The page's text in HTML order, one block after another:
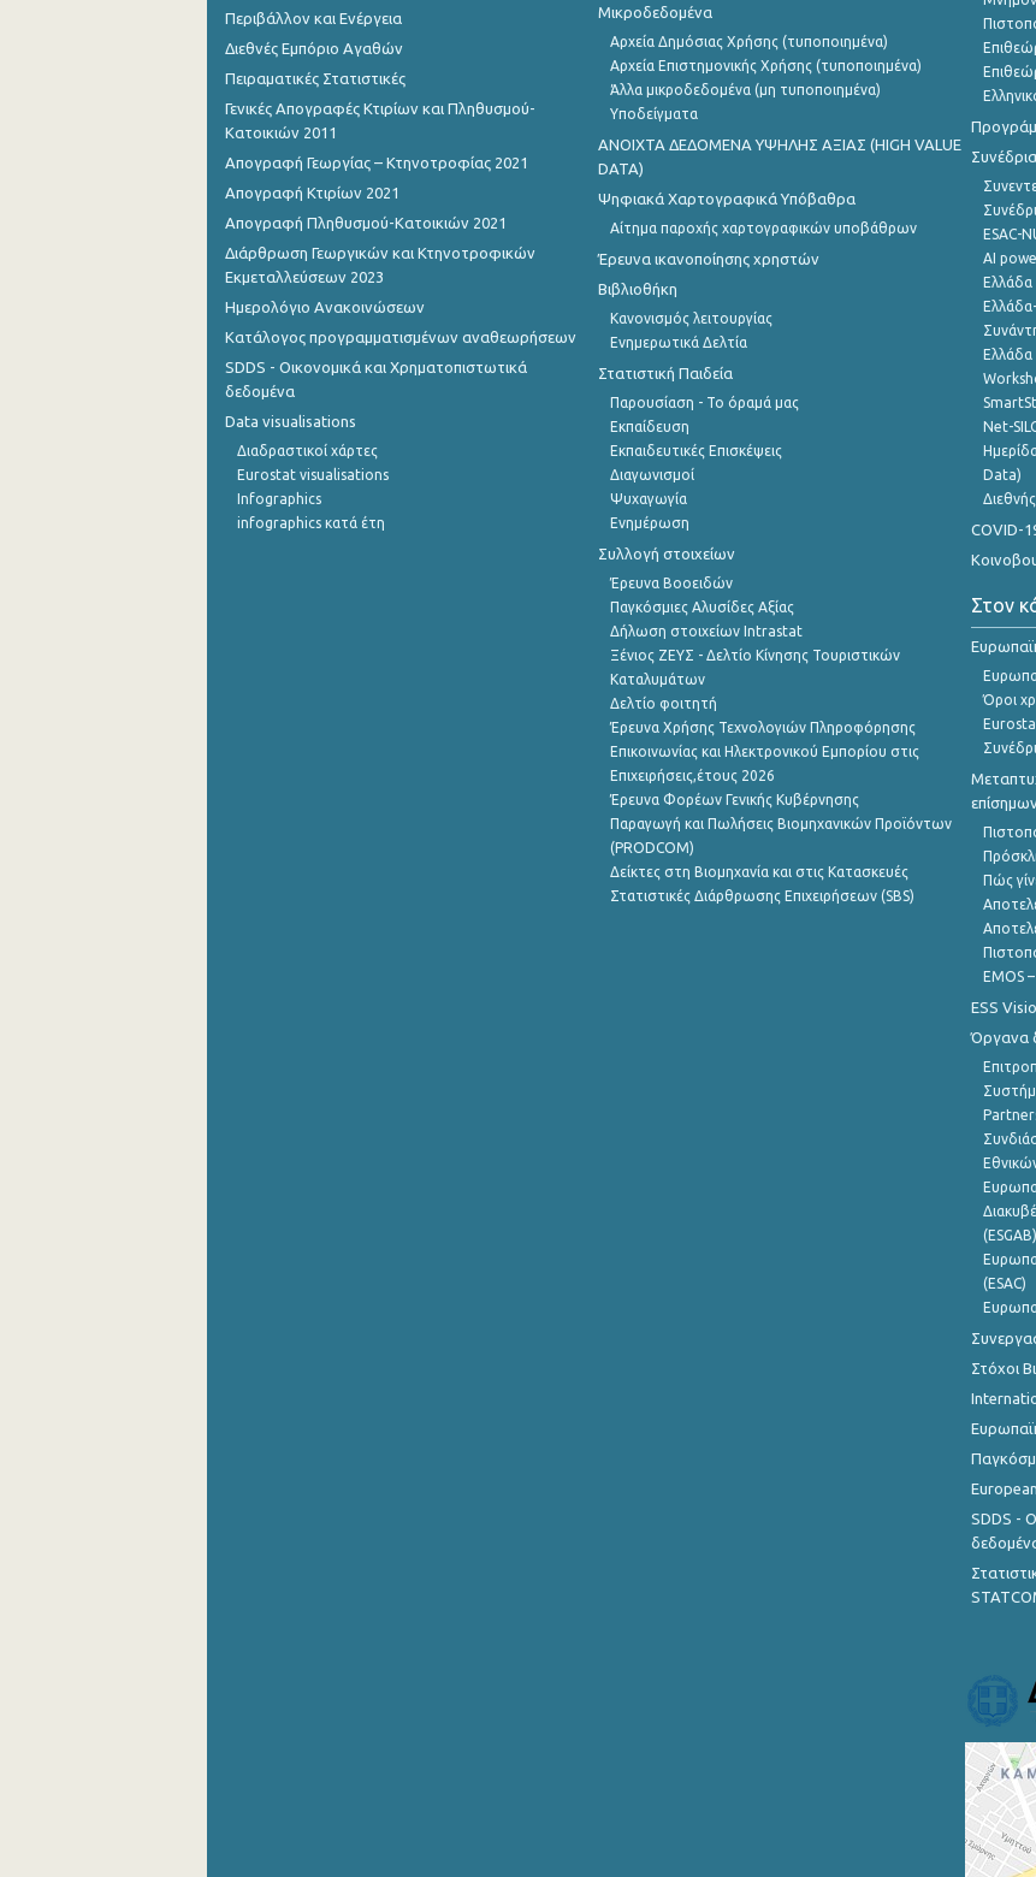
Περιβάλλον και Ενέργεια
Διεθνές Εμπόριο Αγαθών
Πειραματικές Στατιστικές
Γενικές Απογραφές Κτιρίων και Πληθυσμού-
Κατοικιών 2011
Απογραφή Γεωργίας – Κτηνοτροφίας 2021
Απογραφή Κτιρίων 2021
Απογραφή Πληθυσμού-Κατοικιών 2021
Διάρθρωση Γεωργικών και Κτηνοτροφικών
Εκμεταλλεύσεων 2023
Ημερολόγιο Ανακοινώσεων
Κατάλογος προγραμματισμένων αναθεωρήσεων
SDDS - Οικονομικά και Χρηματοπιστωτικά
δεδομένα
Data visualisations
Διαδραστικοί χάρτες
Eurostat visualisations
Infographics
infographics κατά έτη
Μικροδεδομένα
Αρχεία Δημόσιας Χρήσης (τυποποιημένα)
Αρχεία Επιστημονικής Χρήσης (τυποποιημένα)
Άλλα μικροδεδομένα (μη τυποποιημένα)
Υποδείγματα
ANOIXTA ΔΕΔΟΜΕΝΑ ΥΨΗΛΗΣ ΑΞΙΑΣ (HIGH VALUE
DATA)
Ψηφιακά Χαρτογραφικά Υπόβαθρα
Αίτημα παροχής χαρτογραφικών υποβάθρων
Έρευνα ικανοποίησης χρηστών
Βιβλιοθήκη
Κανονισμός λειτουργίας
Ενημερωτικά Δελτία
Στατιστική Παιδεία
Παρουσίαση - Το όραμά μας
Εκπαίδευση
Εκπαιδευτικές Επισκέψεις
Διαγωνισμοί
Ψυχαγωγία
Ενημέρωση
Συλλογή στοιχείων
Έρευνα Βοοειδών
Παγκόσμιες Αλυσίδες Αξίας
Δήλωση στοιχείων Intrastat
Ξένιος ΖΕΥΣ - Δελτίο Κίνησης Τουριστικών
Καταλυμάτων
Δελτίο φοιτητή
Έρευνα Χρήσης Τεχνολογιών Πληροφόρησης
Επικοινωνίας και Ηλεκτρονικού Εμπορίου στις
Επιχειρήσεις,έτους 2026
Έρευνα Φορέων Γενικής Κυβέρνησης
Παραγωγή και Πωλήσεις Βιομηχανικών Προϊόντων
(PRODCOM)
Δείκτες στη Βιομηχανία και στις Κατασκευές
Στατιστικές Διάρθρωσης Επιχειρήσεων (SBS)
ESAC-
AI
Ελλάδα
Ελλάδα
Net-
Data)
COVID-
Στον
Όροι
Πώς
EMOS
ESS
Όργανα
(ESGAB)
(ESAC)
Στόχοι
SDDS -